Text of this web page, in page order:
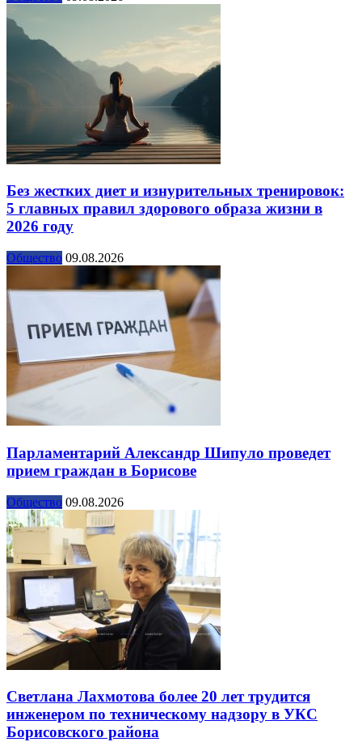
Без жестких диет и изнурительных тренировок:
5 главных правил здорового образа жизни в
2026 году
Общество 09.08.2026
Парламентарий Александр Шипуло проведет
прием граждан в Борисове
Общество 09.08.2026
Светлана Лахмотова более 20 лет трудится
инженером по техническому надзору в УКС
Борисовского района